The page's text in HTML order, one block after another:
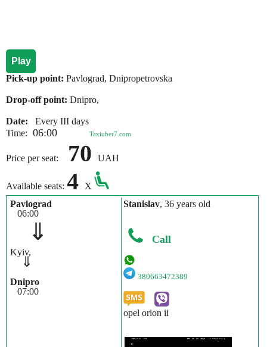
Play
Pick-up point: Pavlograd, Dnipropetrovska
Drop-off point: Dnipro,
Date:
Every III days
Time: 06:00 Taxiuber7.com
Price per seat: 70 UAH
Available seats: 4
X
Pavlograd
06:00
⇓
Kyiv,
⇓
Dnipro
07:00
Stanislav, 36 years old
Call
380663472389
opel orion ii